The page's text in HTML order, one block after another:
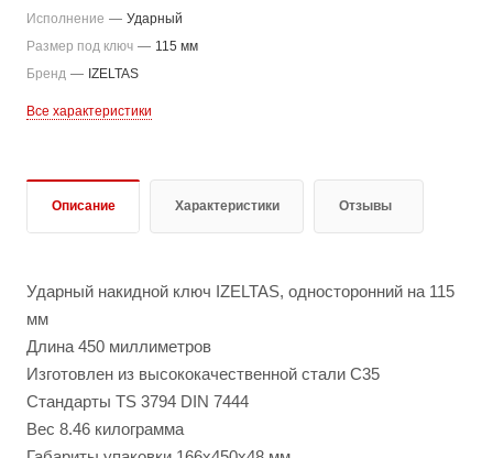
Исполнение — Ударный
Размер под ключ — 115 мм
Бренд — IZELTAS
Все характеристики
Описание Характеристики Отзывы
Ударный накидной ключ IZELTAS, односторонний на 115
мм
Длина 450 миллиметров
Изготовлен из высококачественной стали C35
Стандарты TS 3794 DIN 7444
Вес 8.46 килограмма